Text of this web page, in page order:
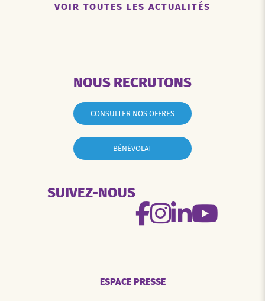
VOIR TOUTES LES ACTUALITÉS
NOUS RECRUTONS
CONSULTER NOS OFFRES
BÉNÉVOLAT
SUIVEZ-NOUS
ESPACE PRESSE